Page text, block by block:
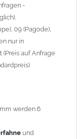
-
09 (Pagode),
nur in
(Preis auf Anfrage
werden 6
und